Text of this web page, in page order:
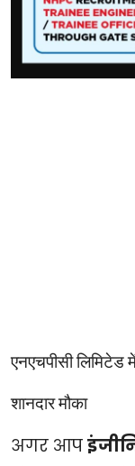
एनएचपीसी लिमिटेड
शानदार मौका
अगर आप